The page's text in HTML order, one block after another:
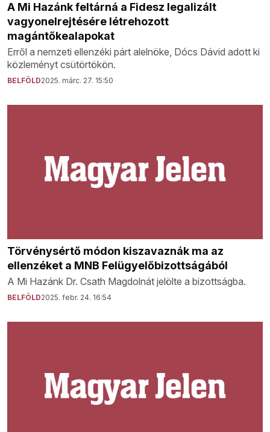
A Mi Hazánk feltárná a Fidesz legalizált
vagyonelrejtésére létrehozott
magántőkealapokat
Erről a nemzeti ellenzéki párt alelnöke, Dócs Dávid adott ki
közleményt csütörtökön.
BELFÖLD2025. márc. 27. 15:50
Törvénysértő módon kiszavaznák ma az
ellenzéket a MNB Felügyelőbizottságából
A Mi Hazánk Dr. Csath Magdolnát jelölte a bizottságba.
BELFÖLD2025. febr. 24. 16:54